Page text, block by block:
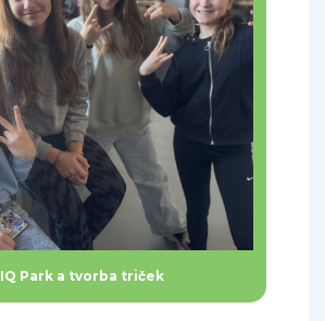
IQ Park a tvorba triček